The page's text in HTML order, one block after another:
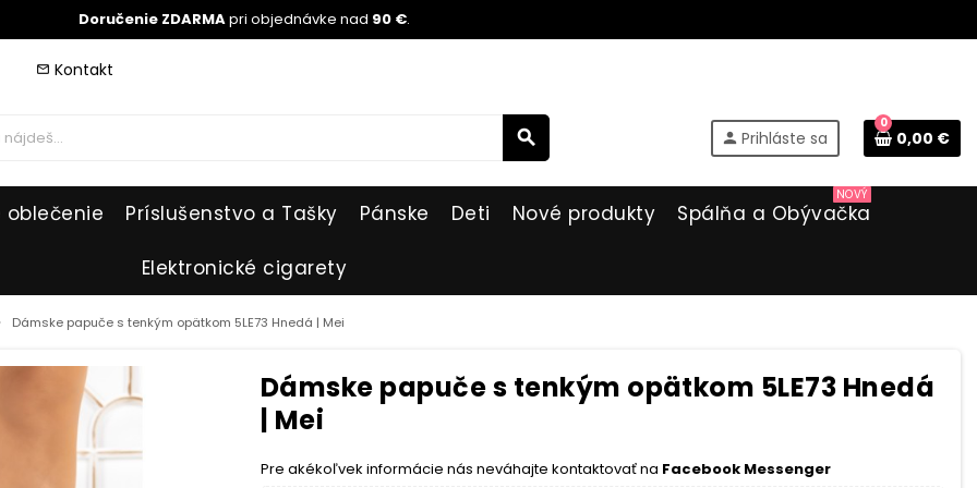
Doručenie ZDARMApri objednávke nad 90 €.
mail_outline Kontakt
search person Prihláste sa
0
0,00 €
oblečenie Príslušenstvo a Tašky Pánske Deti Nové produkty Spálňa a Obývačka
NOVÝ
Elektronické cigarety
Dámske papuče s tenkým opätkom 5LE73 Hnedá | Mei
Dámske papuče s tenkým opätkom 5LE73 Hnedá
| Mei
Pre akékoľvek informácie nás neváhajte kontaktovať na Facebook Messenger